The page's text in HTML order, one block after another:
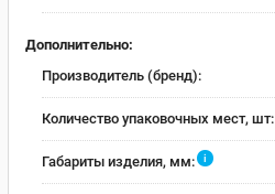
Дополнительно:
Производитель (бренд):
Количество упаковочных мест, шт:
Габариты изделия, мм: i